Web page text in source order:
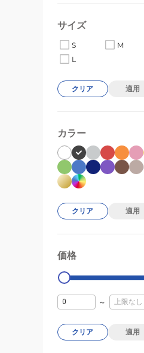
サイズ
S
M
L
クリア 適用
カラー
クリア 適用
価格
0
～
クリア 適用